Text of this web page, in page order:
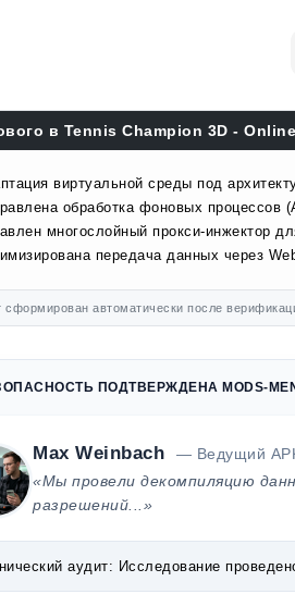
в Tennis Champion 3D -
виртуальной среды под
обработка фоновых процессов
многослойный прокси-инжектор
передача данных через
автоматически после
ПОДТВЕРЖДЕНА MODS-
Max Weinbach
— Ведущий
«Мы провели декомпиляцию
разрешений...»
аудит: Исследование